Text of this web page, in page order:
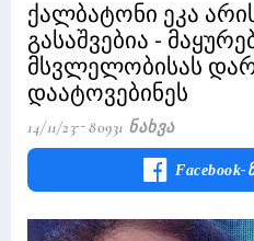
ქალბატონი ეკა
გასაშვებია -
მსვლელობისას
დაატოვებინეს
14/11/23 80931 Ნახვა
Facebook-